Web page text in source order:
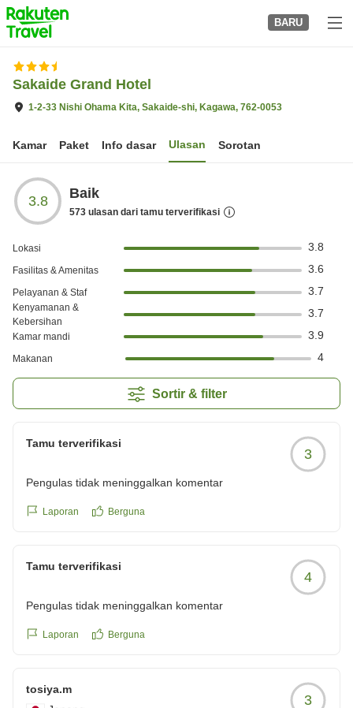
to
top
page
BARU
Sakaide Grand Hotel
1-2-33 Nishi Ohama Kita, Sakaide-shi, Kagawa, 762-0053
Kamar Paket Info dasar Ulasan Sorotan
3.8 Baik
573 ulasan dari tamu terverifikasi
Lokasi 3.8
Fasilitas & Amenitas 3.6
Pelayanan & Staf 3.7
Kenyamanan &
Kebersihan
3.7
Kamar mandi 3.9
Makanan 4
Sortir & filter
Tamu terverifikasi
3
Pengulas tidak meninggalkan komentar
Laporan Berguna
Tamu terverifikasi
4
Pengulas tidak meninggalkan komentar
Laporan Berguna
tosiya.m
3